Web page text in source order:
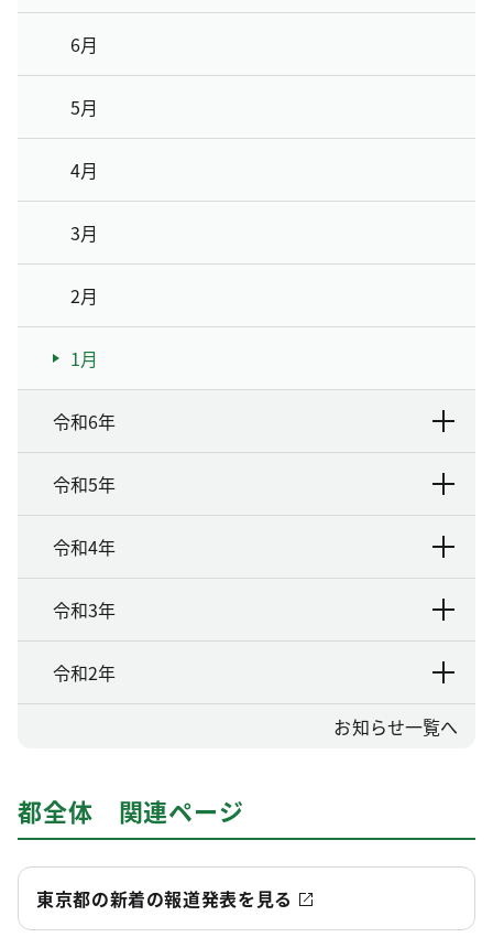
6月
5月
4月
3月
2月
1月
令和6年
令和5年
令和4年
令和3年
令和2年
お知らせ一覧へ
都全体 関連ページ
東京都の新着の報道発表を見る